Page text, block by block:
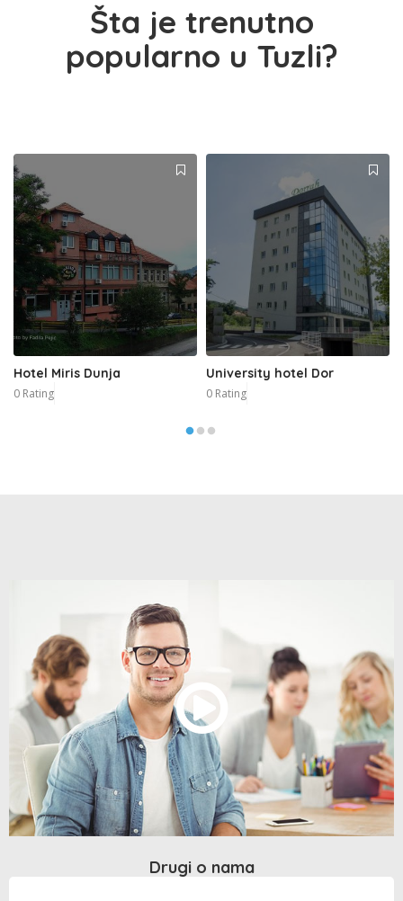
Šta je trenutno
popularno u Tuzli?
Hotel Miris Dunja
0 Rating
University hotel Dor
0 Rating
Drugi o nama